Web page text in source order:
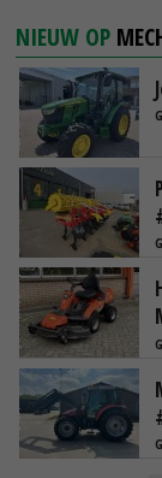
NIEUW OP